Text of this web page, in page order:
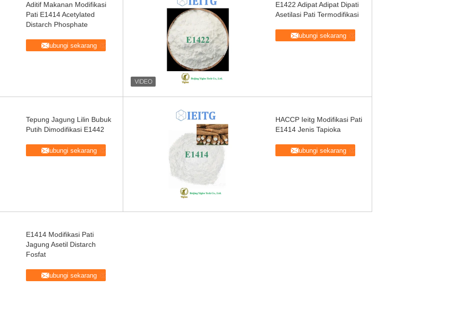
Aditif Makanan Modifikasi
Pati E1414 Acetylated
Distarch Phosphate
Hubungi sekarang
E1422 Adipat Adipat Dipati
Asetilasi Pati Termodifikasi
Hubungi sekarang
Tepung Jagung Lilin Bubuk
Putih Dimodifikasi E1442
Hubungi sekarang
HACCP Ieitg Modifikasi Pati
E1414 Jenis Tapioka
Hubungi sekarang
E1414 Modifikasi Pati
Jagung Asetil Distarch
Fosfat
Hubungi sekarang